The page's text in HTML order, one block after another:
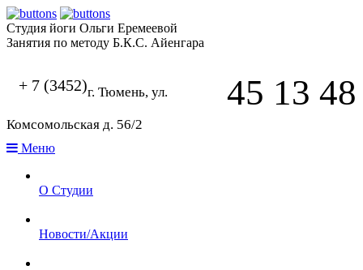
Студия йоги Ольги Еремеевой
Занятия по методу Б.К.С. Айенгара
+ 7 (3452) 45 13 48
г. Тюмень, ул.
Комсомольская д. 56/2
Меню
О Студии
Новости/Акции